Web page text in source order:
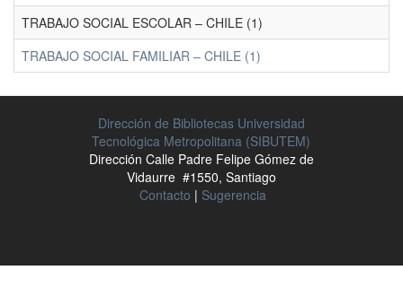
TRABAJO SOCIAL ESCOLAR – CHILE (1)
TRABAJO SOCIAL FAMILIAR – CHILE (1)
Dirección de Bibliotecas Universidad
Tecnológica Metropolitana (SIBUTEM)
Dirección Calle Padre Felipe Gómez de
Vidaurre #1550, Santiago
Contacto | Sugerencia